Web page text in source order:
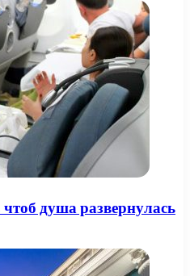
душа развернулась